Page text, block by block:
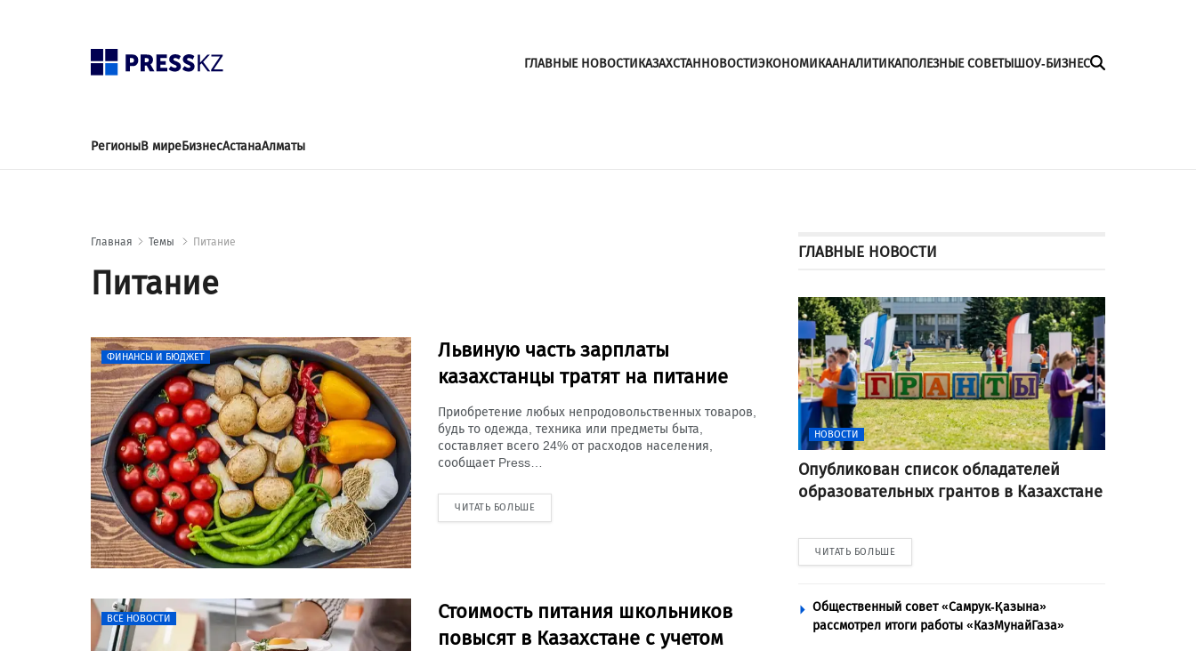
ГЛАВНЫЕ НОВОСТИКАЗАХСТАННОВОСТИЭКОНОМИКААНАЛИТИКАПОЛЕЗНЫЕ СОВЕТЫШОУ-БИЗНЕС
РегионыВ миреБизнесАстанаАлматы
Главная Темы Питание
Питание
ФИНАНСЫ И БЮДЖЕТ
Львиную часть зарплаты
казахстанцы тратят на питание
Приобретение любых непродовольственных товаров,
будь то одежда, техника или предметы быта,
составляет всего 24% от расходов населения,
сообщает Press…
ЧИТАТЬ БОЛЬШЕ
ВСЕ НОВОСТИ
Стоимость питания школьников
повысят в Казахстане с учетом
ГЛАВНЫЕ НОВОСТИ
НОВОСТИ
Опубликован список обладателей
образовательных грантов в Казахстане
ЧИТАТЬ БОЛЬШЕ
Общественный совет «Самрук-Қазына»
рассмотрел итоги работы «КазМунайГаза»